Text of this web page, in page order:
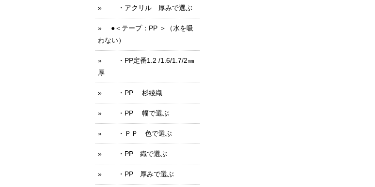
・アクリル 厚みで選ぶ
●＜テープ：PP ＞（水を吸
わない）
・PP定番1.2 /1.6/1.7/2㎜
厚
・PP 杉綾織
・PP 幅で選ぶ
・ＰＰ 色で選ぶ
・PP 織で選ぶ
・PP 厚みで選ぶ